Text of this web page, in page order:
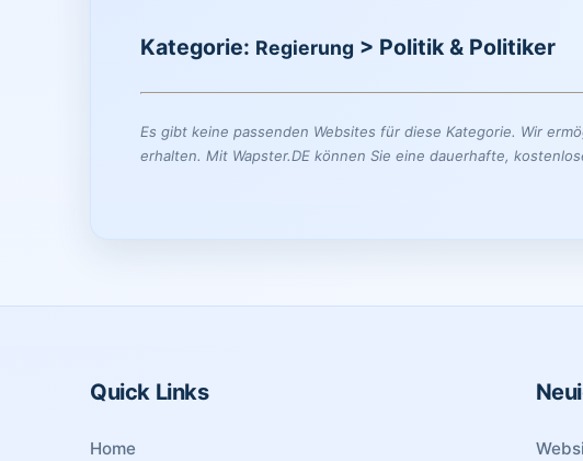
Kategorie: Regierung > Politik & Politiker
Es gibt keine passenden Websites für diese Kategorie. Wir
erhalten. Mit Wapster.DE können Sie eine dauerhafte,
Quick Links
Home